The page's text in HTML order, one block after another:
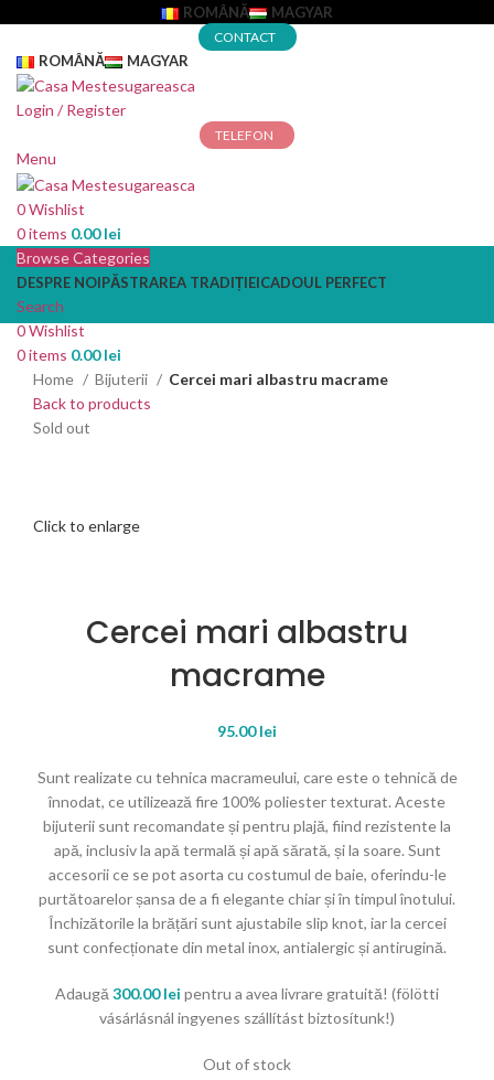
ROMÂNĂ MAGYAR
CONTACT
ROMÂNĂ MAGYAR
Login / Register
TELEFON
Menu
0Wishlist
0items 0.00lei
Browse Categories
DESPRE NOIPĂSTRAREA TRADIȚIEICADOUL PERFECT
Search
0Wishlist
0items 0.00lei
Home
Bijuterii
Cercei mari albastru macrame
Back to products
Sold out
Click to enlarge
Cercei mari albastru
macrame
95.00lei
Sunt realizate cu tehnica macrameului, care este o tehnică de
înnodat, ce utilizează fire 100% poliester texturat. Aceste
bijuterii sunt recomandate și pentru plajă, fiind rezistente la
apă, inclusiv la apă termală și apă sărată, și la soare. Sunt
accesorii ce se pot asorta cu costumul de baie, oferindu-le
purtătoarelor șansa de a fi elegante chiar și în timpul înotului.
Închizătorile la brățări sunt ajustabile slip knot, iar la cercei
sunt confecționate din metal inox, antialergic și antirugină.
Adaugă 300.00lei pentru a avea livrare gratuită! (fölötti
vásárlásnál ingyenes szállítást biztosítunk!)
Out of stock